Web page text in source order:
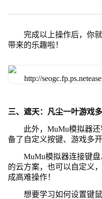
完成以上操作后，你
带来的乐趣啦！
三、遮天：凡尘一叶游戏
此外，MuMu模拟器
备了自定义按键、游戏多
MuMu模拟器连接键
的云方案，也可以自定义
成高难操作！
想要学习如何设置键